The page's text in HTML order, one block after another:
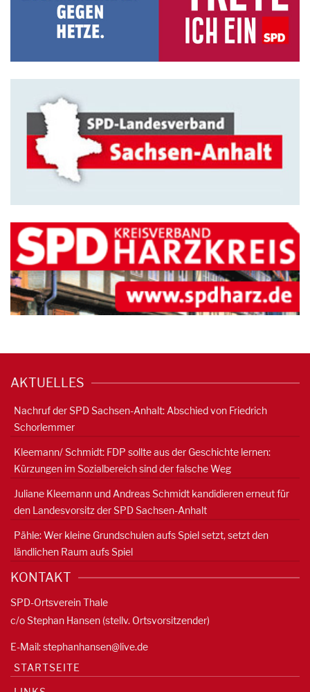
AKTUELLES
Nachruf der SPD Sachsen-Anhalt: Abschied von Friedrich
Schorlemmer
Kleemann/ Schmidt: FDP sollte aus der Geschichte lernen:
Kürzungen im Sozialbereich sind der falsche Weg
Juliane Kleemann und Andreas Schmidt kandidieren erneut für
den Landesvorsitz der SPD Sachsen-Anhalt
Pähle: Wer kleine Grundschulen aufs Spiel setzt, setzt den
ländlichen Raum aufs Spiel
KONTAKT
SPD-Ortsverein Thale
c/o Stephan Hansen (stellv. Ortsvorsitzender)
E-Mail:stephanhansen@live.de
STARTSEITE